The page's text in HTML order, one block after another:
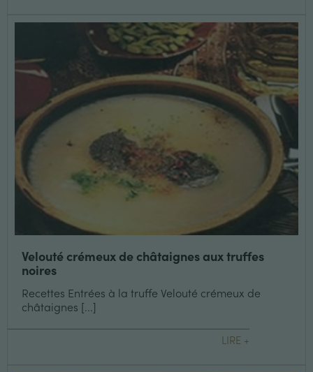
Velouté crémeux de châtaignes aux truffes
noires
Recettes Entrées à la truffe Velouté crémeux de
châtaignes [...]
LIRE +